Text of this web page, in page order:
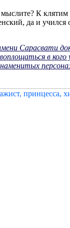
К клятим
да и
Сарасвати
в